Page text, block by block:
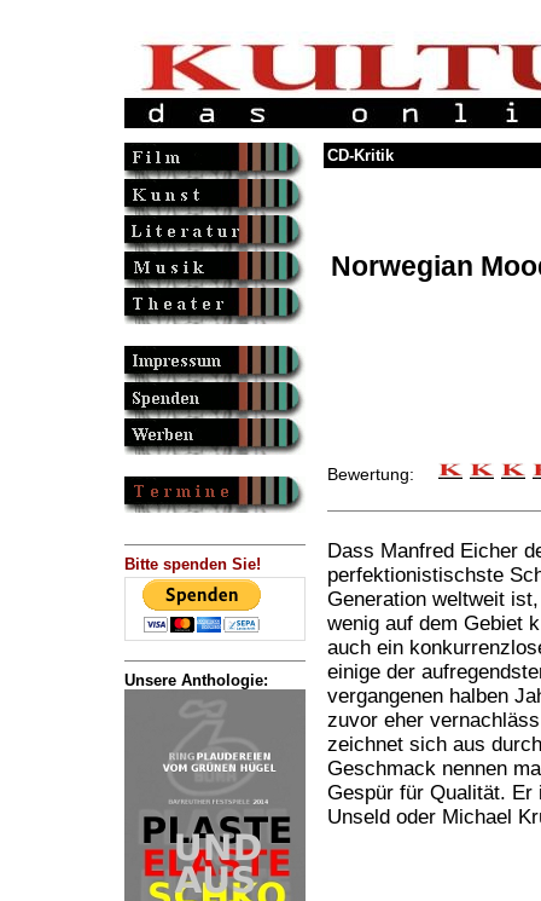
Bitte spenden Sie!
Unsere Anthologie:
CD-Kritik
Norwegian
Bewertung:
Dass Manfred Eicher
perfektionistischste
Generation weltweit
wenig auf dem Gebiet
auch ein
einige der
vergangenen halben
zuvor eher
zeichnet sich aus
Geschmack nennen
Gespür für Qualität.
Unseld oder Michael